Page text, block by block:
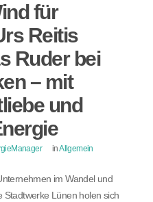
für
Reitis
Ruder bei
– mit
und
inAllgemein
im Wandel und
Stadtwerke Lünen holen sich